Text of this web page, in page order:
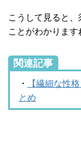
こうして見ると
ことがわかります
関連記事
・
【繊細な性
とめ